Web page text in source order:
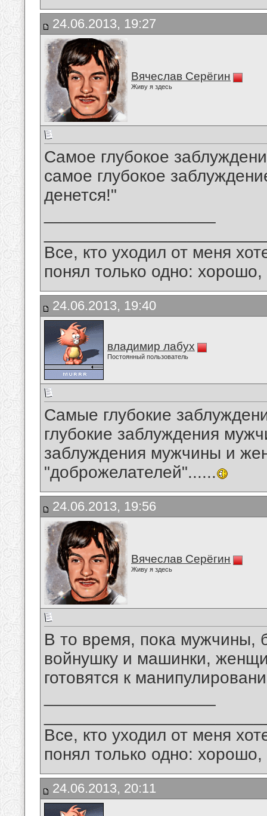
24.06.2013, 19:27
Вячеслав Серёгин
Живу я здесь
Самое глубокое
самое глубокое
денется!"
Все, кто уходил от меня
понял только одно:
24.06.2013, 19:40
владимир лабух
Постоянный пользователь
Самые глубокие
глубокие заблуждения
заблуждения мужчины и
"доброжелателей"......
24.06.2013, 19:56
Вячеслав Серёгин
Живу я здесь
В то время, пока мужчины,
войнушку и машинки,
готовятся к
Все, кто уходил от меня
понял только одно:
24.06.2013, 20:11